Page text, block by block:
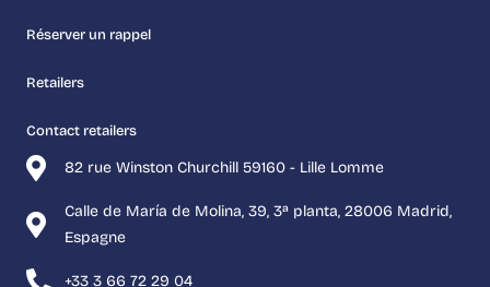
82 rue Winston Churchill 59160 - Lille Lomme
Calle de María de Molina, 39, 3ª planta, 28006 Madrid,
Espagne
+33 3 66 72 29 04
Réserver un rappel
Retailers
Contact retailers